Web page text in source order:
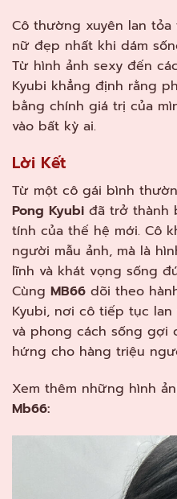
Cô thường xuyên lan
nữ đẹp nhất khi dám
Từ hình ảnh sexy đến
Kyubi khẳng định rằng
bằng chính giá trị của
vào bất kỳ ai.
Lời Kết
Từ một cô gái bình
Pong Kyubi đã trở thành
tính của thế hệ mới. Cô
người mẫu ảnh, mà là
lĩnh và khát vọng sống
Cùng MB66 dõi theo
Kyubi, nơi cô tiếp tục
và phong cách sống gợi
hứng cho hàng triệu
Xem thêm những hình
Mb66: